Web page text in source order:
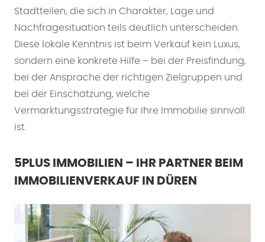
Stadtteilen, die sich in Charakter, Lage und
Nachfragesituation teils deutlich unterscheiden.
Diese lokale Kenntnis ist beim Verkauf kein Luxus,
sondern eine konkrete Hilfe – bei der Preisfindung,
bei der Ansprache der richtigen Zielgruppen und
bei der Einschätzung, welche
Vermarktungsstrategie für Ihre Immobilie sinnvoll
ist.
5PLUS IMMOBILIEN – IHR PARTNER BEIM
IMMOBILIENVERKAUF IN DÜREN